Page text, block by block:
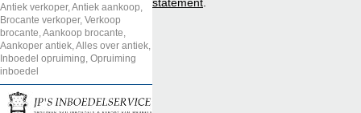
Antiek verkoper, Antiek aankoop,
Brocante verkoper, Verkoop
brocante, Aankoop brocante,
Aankoper antiek, Alles over antiek,
Inboedel opruiming, Opruiming
inboedel